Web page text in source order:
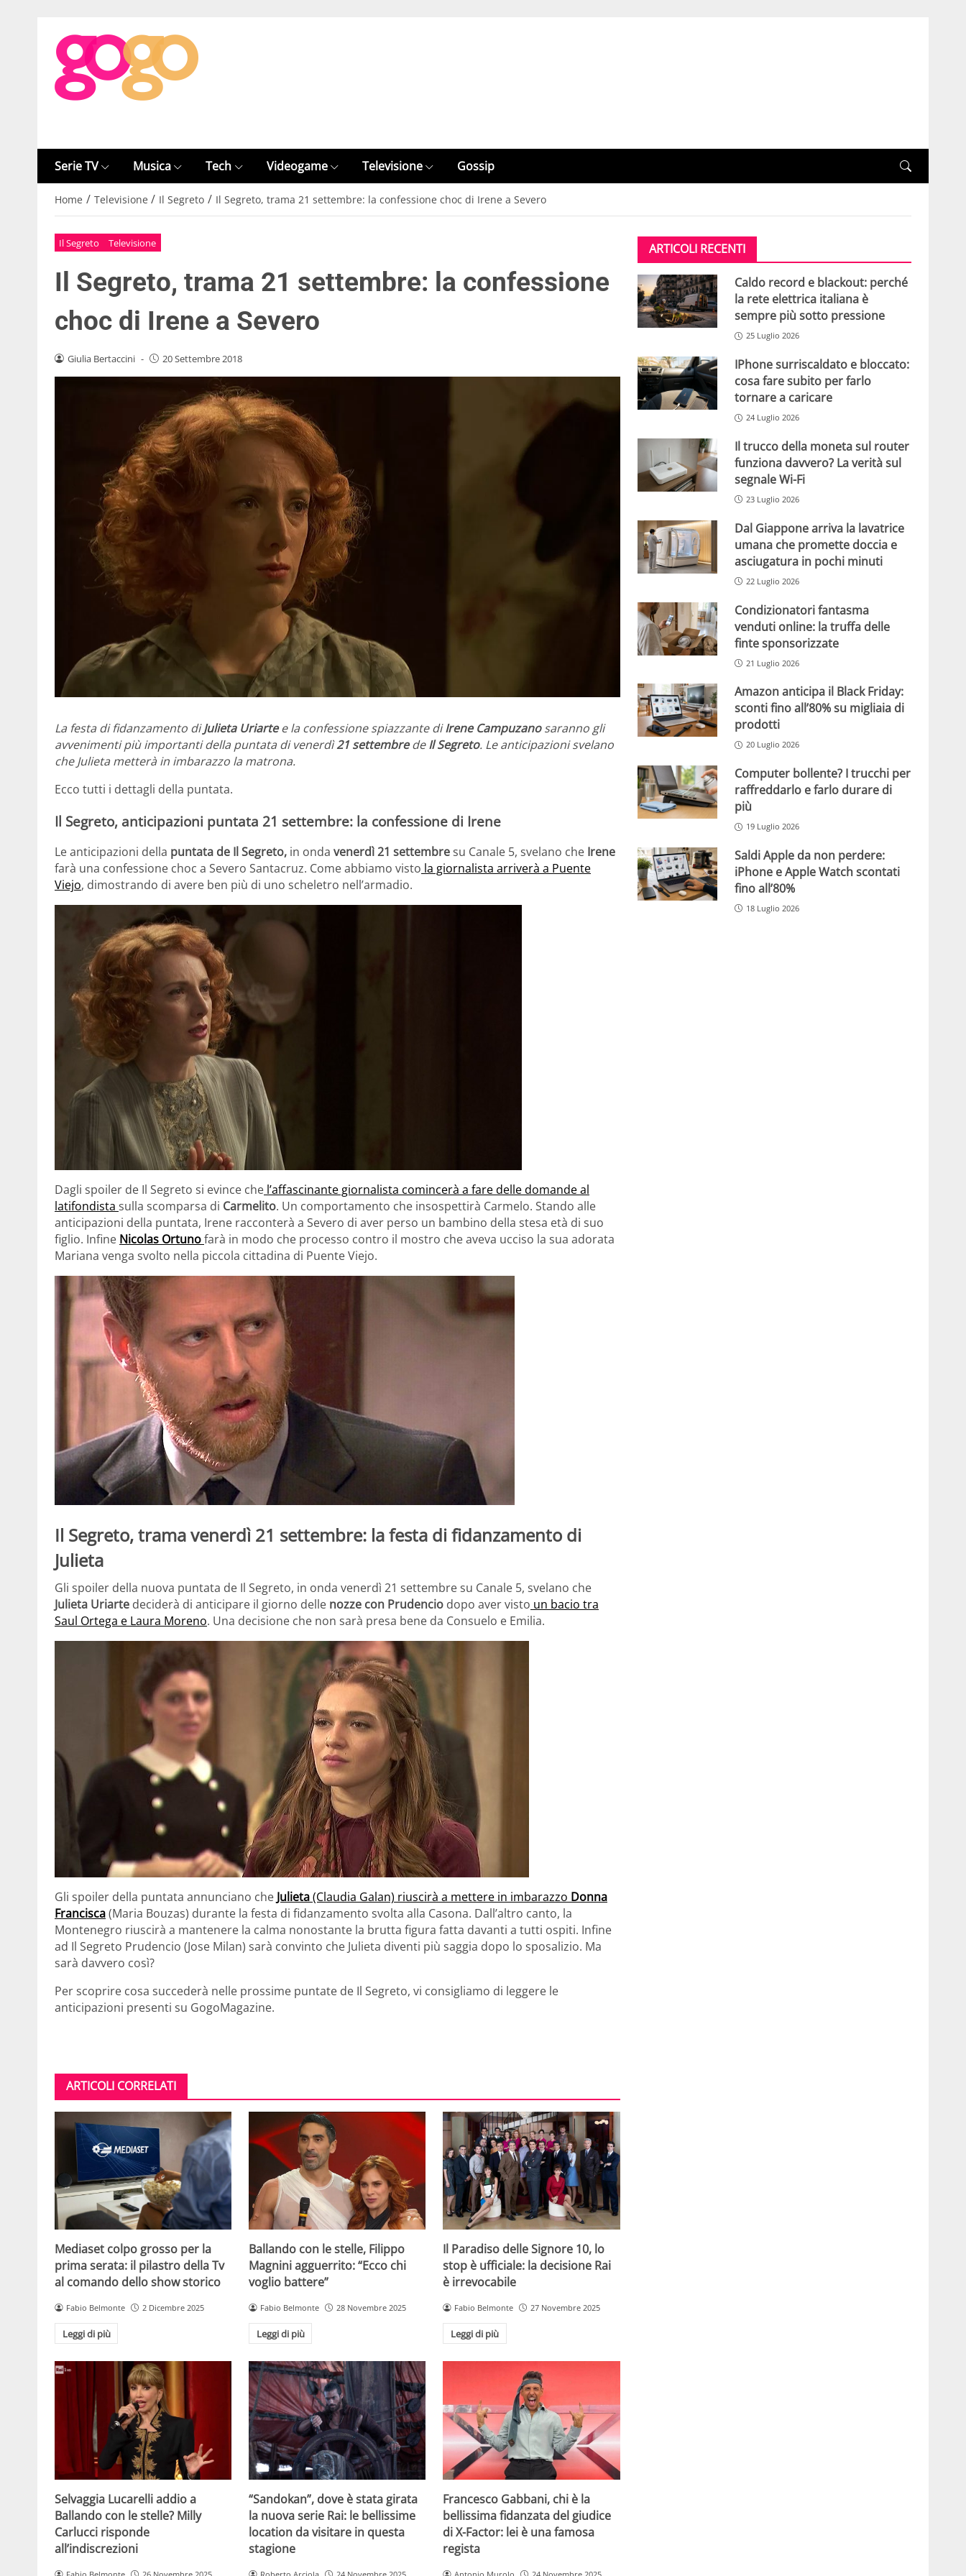
Serie TV Musica Tech Videogame Televisione Gossip
Home / Televisione / Il Segreto / Il Segreto, trama 21 settembre: la confessione choc di Irene a Severo
Il Segreto Televisione
Il Segreto, trama 21 settembre: la confessione
choc di Irene a Severo
Giulia Bertaccini - 20 Settembre 2018
La festa di fidanzamento diJulieta Uriartee la confessione spiazzante diIrene Campuzanosaranno gli
avvenimenti più importanti della puntata di venerdì21 settembredeIl Segreto. Le anticipazioni svelano
che Julieta metterà in imbarazzo la matrona.
Ecco tutti i dettagli della puntata.
Il Segreto, anticipazioni puntata 21 settembre: la confessione di Irene
Le anticipazioni della puntata de Il Segreto, in onda venerdì 21 settembresu Canale 5, svelano che Irene
farà una confessione choc a Severo Santacruz. Come abbiamo visto la giornalista arriverà a Puente
Viejo, dimostrando di avere ben più di uno scheletro nell’armadio.
Dagli spoiler de Il Segreto si evince che l’affascinante giornalista comincerà a fare delle domande al
latifondista sulla scomparsa di Carmelito. Un comportamento che insospettirà Carmelo. Stando alle
anticipazioni della puntata, Irene racconterà a Severo di aver perso un bambino della stesa età di suo
figlio. Infine Nicolas Ortunofarà in modo che processo contro il mostro che aveva ucciso la sua adorata
Mariana venga svolto nella piccola cittadina di Puente Viejo.
Il Segreto, trama venerdì 21 settembre: la festa di fidanzamento di
Julieta
Gli spoiler della nuova puntata de Il Segreto, in onda venerdì 21 settembre su Canale 5, svelano che
Julieta Uriarte deciderà di anticipare il giorno delle nozze con Prudencio dopo aver visto un bacio tra
Saul Ortega e Laura Moreno. Una decisione che non sarà presa bene da Consuelo e Emilia.
Gli spoiler della puntata annunciano che Julieta(Claudia Galan) riuscirà a mettere in imbarazzo Donna
Francisca(Maria Bouzas) durante la festa di fidanzamento svolta alla Casona. Dall’altro canto, la
Montenegro riuscirà a mantenere la calma nonostante la brutta figura fatta davanti a tutti ospiti. Infine
ad Il Segreto Prudencio (Jose Milan) sarà convinto che Julieta diventi più saggia dopo lo sposalizio. Ma
sarà davvero così?
Per scoprire cosa succederà nelle prossime puntate de Il Segreto, vi consigliamo di leggere le
anticipazioni presenti su GogoMagazine.
ARTICOLI CORRELATI
Mediaset colpo grosso per la
prima serata: il pilastro della Tv
al comando dello show storico
Fabio Belmonte 2 Dicembre 2025
Leggi di più
Ballando con le stelle, Filippo
Magnini agguerrito: “Ecco chi
voglio battere”
Fabio Belmonte 28 Novembre 2025
Leggi di più
Il Paradiso delle Signore 10, lo
stop è ufficiale: la decisione Rai
è irrevocabile
Fabio Belmonte 27 Novembre 2025
Leggi di più
Selvaggia Lucarelli addio a
Ballando con le stelle? Milly
Carlucci risponde
all’indiscrezioni
“Sandokan”, dove è stata girata
la nuova serie Rai: le bellissime
location da visitare in questa
stagione
Francesco Gabbani, chi è la
bellissima fidanzata del giudice
di X-Factor: lei è una famosa
regista
ARTICOLI RECENTI
Caldo record e blackout: perché
la rete elettrica italiana è
sempre più sotto pressione
25 Luglio 2026
IPhone surriscaldato e bloccato:
cosa fare subito per farlo
tornare a caricare
24 Luglio 2026
Il trucco della moneta sul router
funziona davvero? La verità sul
segnale Wi-Fi
23 Luglio 2026
Dal Giappone arriva la lavatrice
umana che promette doccia e
asciugatura in pochi minuti
22 Luglio 2026
Condizionatori fantasma
venduti online: la truffa delle
finte sponsorizzate
21 Luglio 2026
Amazon anticipa il Black Friday:
sconti fino all’80% su migliaia di
prodotti
20 Luglio 2026
Computer bollente? I trucchi per
raffreddarlo e farlo durare di
più
19 Luglio 2026
Saldi Apple da non perdere:
iPhone e Apple Watch scontati
fino all’80%
18 Luglio 2026